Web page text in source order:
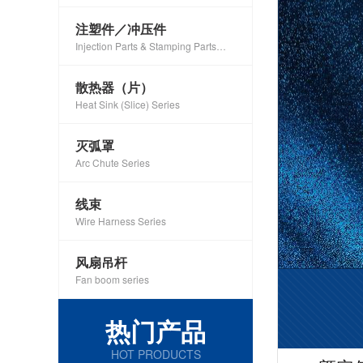
注塑件／冲压件
Injection Parts & Stamping Parts
散热器（片）
Heat Sink (Slice) Series
灭弧罩
Arc Chute Series
线束
Wire Harness Series
风扇吊杆
Fan boom series
热门产品
HOT PRODUCTS